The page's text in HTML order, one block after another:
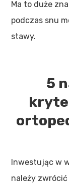
Ma to duże
podczas snu
stawy.
5
Inwestując w
należy